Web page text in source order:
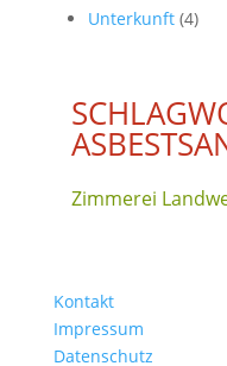
Unterkunft (4)
Zimmerei
Kontakt
Impressum
Datenschutz